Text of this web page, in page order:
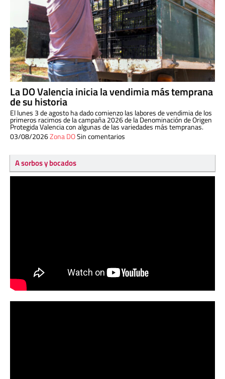
La DO Valencia inicia la vendimia más temprana
de su historia
El lunes 3 de agosto ha dado comienzo las labores de vendimia de los
primeros racimos de la campaña 2026 de la Denominación de Origen
Protegida Valencia con algunas de las variedades más tempranas.
03/08/2026Zona DOSin comentarios
A sorbos y bocados